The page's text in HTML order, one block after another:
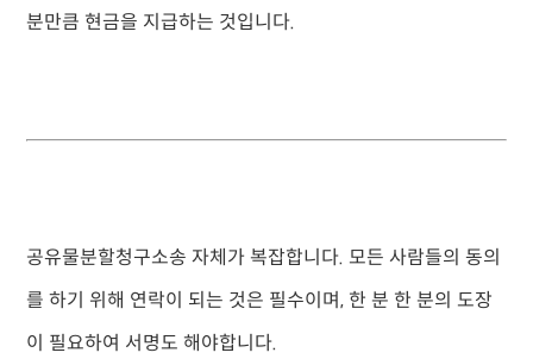
분만큼 현금을 지급하는 것입니다.
공유물분할청구소송 자체가 복잡합니다. 모든 사람들의 동의
를 하기 위해 연락이 되는 것은 필수이며, 한 분 한 분의 도장
이 필요하여 서명도 해야합니다.